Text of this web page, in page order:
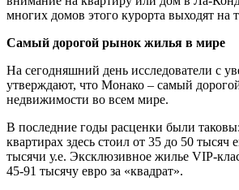
многих домов этого курорта выходят на
Самый дорогой рынок жилья в мире
На сегодняшний день исследователи с
утверждают, что Монако – самый
недвижимости во всем мире.
В последние годы расценки были
квартирах здесь стоил от 35 до 50 тысяч
тысячи у.е. Эксклюзивное жилье VIP-
45-91 тысячу евро за «квадрат».